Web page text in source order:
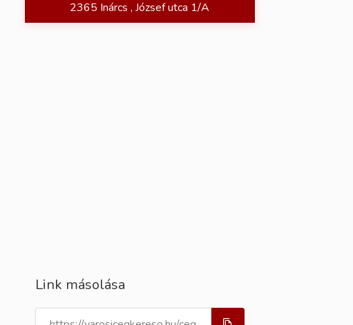
2365 Inárcs , József utca 1/A
Link másolása